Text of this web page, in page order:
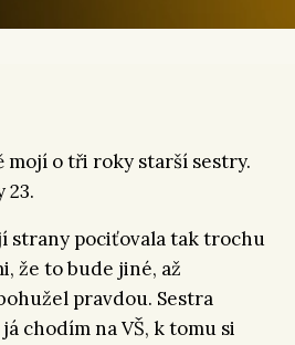
mojí o tři roky starší sestry.
23.
strany pociťovala tak trochu
že to bude jiné, až
pravdou. Sestra
chodím na VŠ, k tomu si